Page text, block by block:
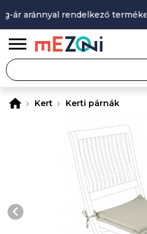
ár aránnyal rendelkező termékek
Kert Kerti párnák